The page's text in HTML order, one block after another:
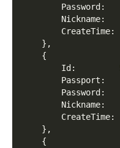
        Password
:
        Nickname
:
        CreateTime
:
} ,
{
        Id
:
        Passport
:
        Password
:
        Nickname
:
        CreateTime
:
} ,
{